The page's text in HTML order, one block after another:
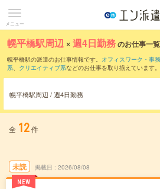
メニュー
幌平橋駅周辺 ×週4日勤務のお仕事一覧
幌平橋駅の派遣のお仕事情報です。 オフィスワーク・事
系、 クリエイティブ系などのお仕事を取り揃えています
幌平橋駅周辺 / 週4日勤務
全 12件
未読
NEW
掲載日 2026/08/08